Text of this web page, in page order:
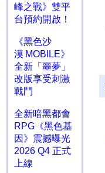
峰之戰》雙平
台預約開啟！
《黑色沙
漠 MOBILE》
全新「噩夢」
改版享受刺激
戰鬥
全新暗黑都會
RPG《黑色基
因》震撼曝光
2026 Q4 正式
上線